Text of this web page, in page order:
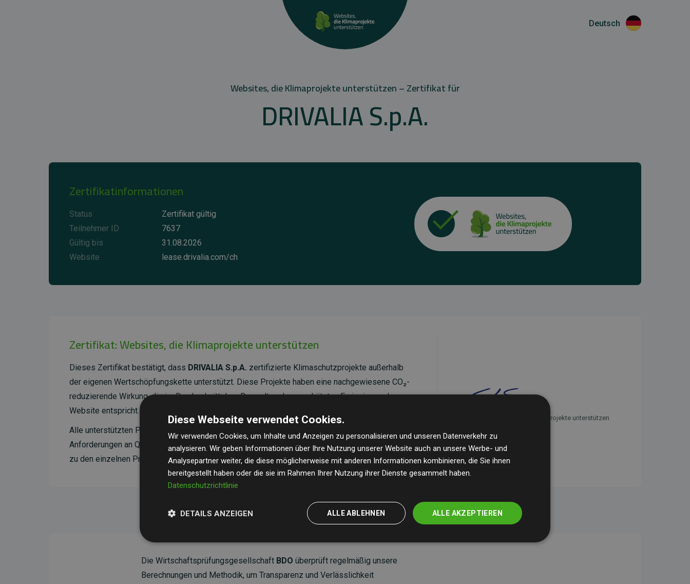
Deutsch
Websites, die Klimaprojekte unterstützen – Zertifikat für
DRIVALIA S.p.A.
Zertifikatinformationen
Status
Zertifikat gültig
Teilnehmer ID
7637
Gültig bis
31.08.2026
Website
lease.drivalia.com/ch
Zertifikat: Websites, die Klimaprojekte unterstützen
Dieses Zertifikat bestätigt, dass DRIVALIA S.p.A. zertifizierte Klimaschutzprojekte außerhalb
der eigenen Wertschöpfungskette unterstützt. Diese Projekte haben eine nachgewiesene CO₂-
reduzierende Wirkung, die im Durchschnitt dem Doppelten der geschätzten Emissionen der
Website entspricht.
Alle unterstützten Projekte werden durch
Anforderungen an Qualität, tatsächliche Klimawirkung und Transparenz. Weitere Informationen
zu den einzelnen Projekten findenSie hier.
Initiative Websites, die Klimaprojekte unterstützen
Die Wirtschaftsprüfungsgesellschaft BDO überprüft regelmäßig unsere
Berechnungen und Methodik, um Transparenz und Verlässlichkeit
Diese Webseite verwendet Cookies.
Wir verwenden Cookies, um Inhalte und Anzeigen zu personalisieren und unseren Datenverkehr zu
analysieren. Wir geben Informationen über Ihre Nutzung unserer Website auch an unsere Werbe- und
Analysepartner weiter, die diese möglicherweise mit anderen Informationen kombinieren, die Sie ihnen
bereitgestellt haben oder die sie im Rahmen Ihrer Nutzung ihrer Dienste gesammelt haben.
Datenschutzrichtlinie
ALLE AKZEPTIEREN
ALLE ABLEHNEN
DETAILS ANZEIGEN